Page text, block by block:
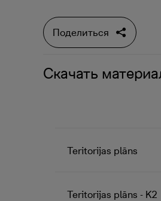
Поделиться
Скачать
Teritorijas plāns
Teritorijas plāns - K2